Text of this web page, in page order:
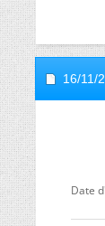
16/11/
Date